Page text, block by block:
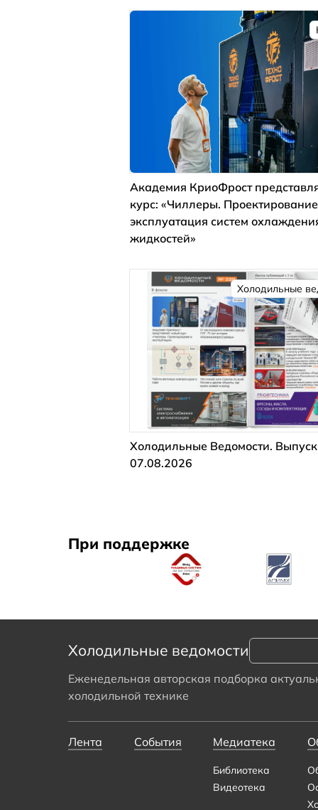
Академия КриоФрост
курс: «Чиллеры.
эксплуатация систем
жидкостей»
Холодильные
Холодильные Ведомости.
07.08.2026
При поддержке
Холодильные ведомости
Еженедельная авторская подборка
холодильной технике
Лента События Медиатека
Библиотека
Видеотека